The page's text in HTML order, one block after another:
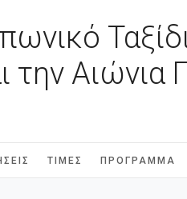
την
ΤΙΜΈΣ ΠΡΌΓΡΑΜΜΑ